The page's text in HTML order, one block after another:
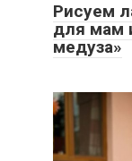
Рисуем
для мам
медуза»